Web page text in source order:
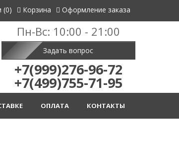
(0) Корзина Оформление заказа
Пн-Вс: 10:00 - 21:00
Задать вопрос
+7(999)276-96-72
+7(499)755-71-95
КОНТАКТЫ
ОПЛАТА